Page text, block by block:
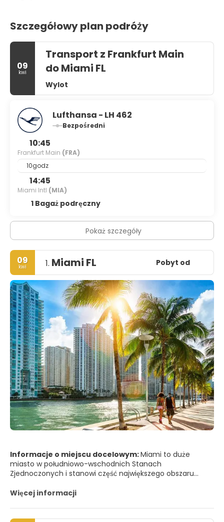
Szczegółowy plan podróży
09
kwi
Transport z Frankfurt Main
do Miami FL
Wylot
Lufthansa - LH 462
Bezpośredni
10:45
Frankfurt Main (FRA)
10godz
14:45
Miami Intl (MIA)
1 Bagaż podręczny
Pokaż szczegóły
09
kwi 1. Miami FL Pobyt od
Informacje o miejscu docelowym:Miami to duże
miasto w południowo-wschodnich Stanach
Zjednoczonych i stanowi część największego obszaru
zaoferowania, od plaż i świetnej pogody po niekończące
pozostaje jednym z najbardziej modnych i efektownych
Więcej informacji